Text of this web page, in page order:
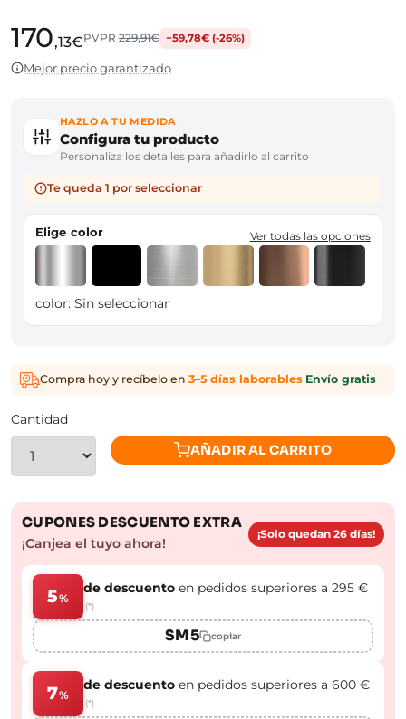
170,13€PVPR229,91€ −59,78€ (-26%)
Mejor precio garantizado
HAZLO A TU MEDIDA
Configura tu producto
Personaliza los detalles para añadirlo al carrito
Te queda 1 por seleccionar
Elige color Ver todas las opciones
color: Sin seleccionar
Compra hoy y recíbelo en 3–5 días laborables·Envío gratis
Cantidad
AÑADIR AL CARRITO
CUPONES DESCUENTO EXTRA
¡Canjea el tuyo ahora!
¡Solo quedan 26 días!
5%
de descuento en pedidos superiores a 295 €
(*)
SM5 copiar
7%
de descuento en pedidos superiores a 600 €
(*)